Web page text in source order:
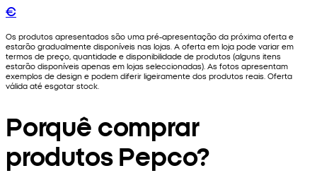
€
Os produtos apresentados são uma pré-apresentação da próxima oferta e
estarão gradualmente disponíveis nas lojas. A oferta em loja pode variar em
termos de preço, quantidade e disponibilidade de produtos (alguns itens
estarão disponíveis apenas em lojas seleccionadas). As fotos apresentam
exemplos de design e podem diferir ligeiramente dos produtos reais. Oferta
válida até esgotar stock.
Porquê comprar
produtos Pepco?